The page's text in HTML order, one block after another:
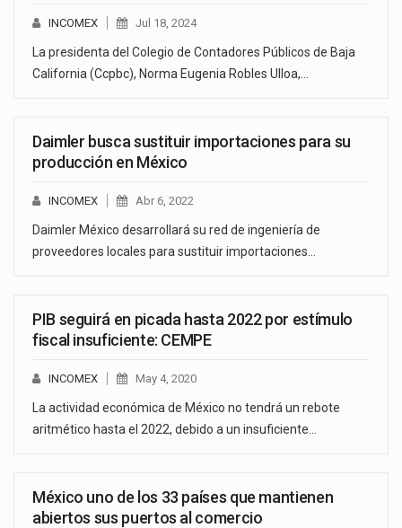
INCOMEX Jul 18, 2024
La presidenta del Colegio de Contadores Públicos de Baja
California (Ccpbc), Norma Eugenia Robles Ulloa,…
Daimler busca sustituir importaciones para su
producción en México
INCOMEX Abr 6, 2022
Daimler México desarrollará su red de ingeniería de
proveedores locales para sustituir importaciones…
PIB seguirá en picada hasta 2022 por estímulo
fiscal insuficiente: CEMPE
INCOMEX May 4, 2020
La actividad económica de México no tendrá un rebote
aritmético hasta el 2022, debido a un insuficiente…
México uno de los 33 países que mantienen
abiertos sus puertos al comercio